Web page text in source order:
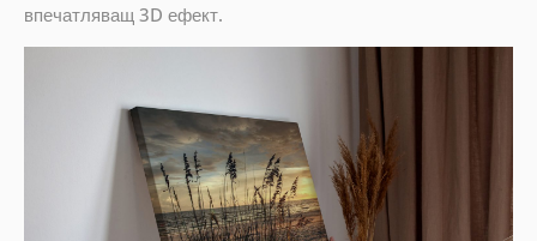
впечатляващ 3D ефект.